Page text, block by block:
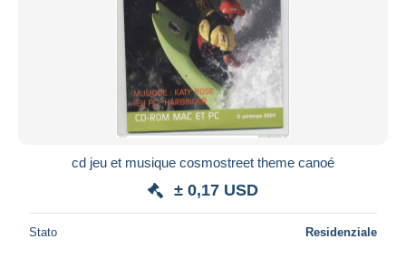
cd jeu et musique cosmostreet theme canoé
± 0,17 USD
Stato Residenziale